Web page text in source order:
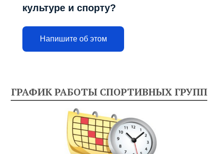
культуре и спорту?
Напишите об этом
ГРАФИК РАБОТЫ СПОРТИВНЫХ ГРУПП